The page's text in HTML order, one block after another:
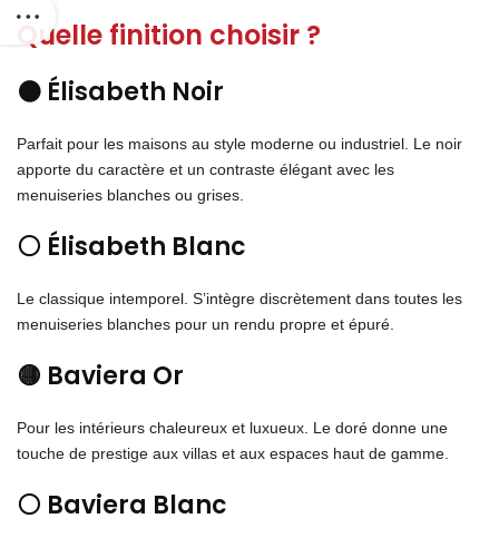
Quelle finition choisir ?
⚫ Élisabeth Noir
Parfait pour les maisons au style moderne ou industriel. Le noir
apporte du caractère et un contraste élégant avec les
menuiseries blanches ou grises.
⚪ Élisabeth Blanc
Le classique intemporel. S’intègre discrètement dans toutes les
menuiseries blanches pour un rendu propre et épuré.
🟡 Baviera Or
Pour les intérieurs chaleureux et luxueux. Le doré donne une
touche de prestige aux villas et aux espaces haut de gamme.
⚪ Baviera Blanc